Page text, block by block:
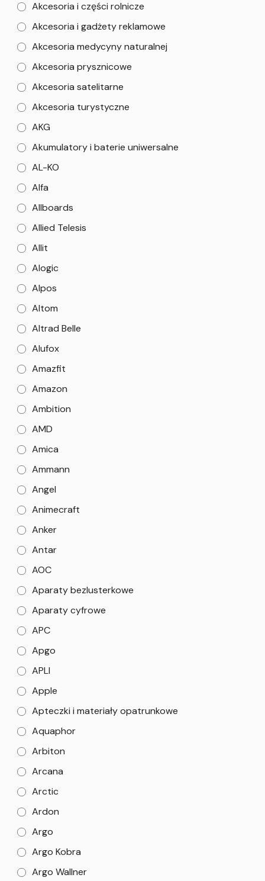
Akcesoria i części rolnicze
Akcesoria i gadżety reklamowe
Akcesoria medycyny naturalnej
Akcesoria prysznicowe
Akcesoria satelitarne
Akcesoria turystyczne
AKG
Akumulatory i baterie uniwersalne
AL-KO
Alfa
Allboards
Allied Telesis
Allit
Alogic
Alpos
Altom
Altrad Belle
Alufox
Amazfit
Amazon
Ambition
AMD
Amica
Ammann
Angel
Animecraft
Anker
Antar
AOC
Aparaty bezlusterkowe
Aparaty cyfrowe
APC
Apgo
APLI
Apple
Apteczki i materiały opatrunkowe
Aquaphor
Arbiton
Arcana
Arctic
Ardon
Argo
Argo Kobra
Argo Wallner